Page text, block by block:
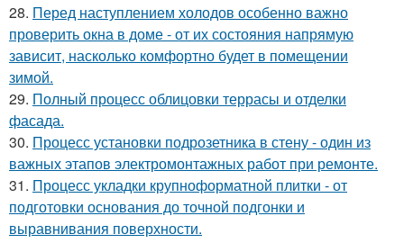
28. Перед наступлением холодов особенно важно
проверить окна в доме - от их состояния напрямую
зависит, насколько комфортно будет в помещении
зимой.
29. Полный процесс облицовки террасы и отделки
фасада.
30. Процесс установки подрозетника в стену - один из
важных этапов электромонтажных работ при ремонте.
31. Процесс укладки крупноформатной плитки - от
подготовки основания до точной подгонки и
выравнивания поверхности.